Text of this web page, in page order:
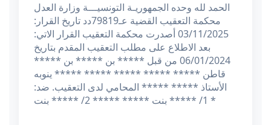
الحمد لله وحده الجمهوريـة التونسيـــة وزارة العدل
محكمة التعقيب القضية عـ79819دد تاريخ القرار:
03/11/2025 أصدرت محكمة التعقيب القرار الاتي:
بعد الاطلاع على مطلب التعقيب المقدم بتاريخ
06/01/2024 من قبل ***** بن ***** بن *****
قاطن ***** ***** ***** ***** ***** ينوبه
الأستاذ ***** ***** المحامي لدى التعقيب. ضد:
1/ ***** بنت ***** ***** 2/ ***** بنت *